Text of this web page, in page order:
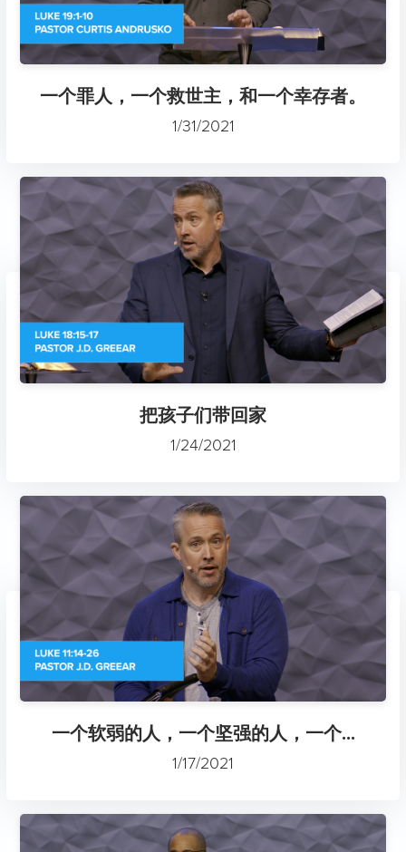
一个罪人，一个救世主，和一个幸存者。
1/31/2021
把孩子们带回家
1/24/2021
一个软弱的人，一个坚强的人，一个...
1/17/2021